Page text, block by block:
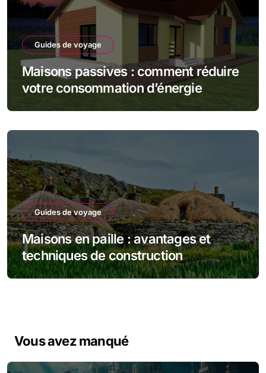
Guides de voyage
Maisons passives : comment réduire
votre consommation d’énergie
Guides de voyage
Maisons en paille : avantages et
techniques de construction
Vous avez manqué